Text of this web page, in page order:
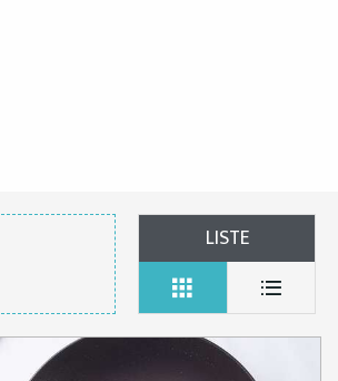
LISTE